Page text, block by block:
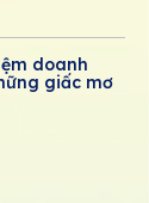
doanh
giấc mơ